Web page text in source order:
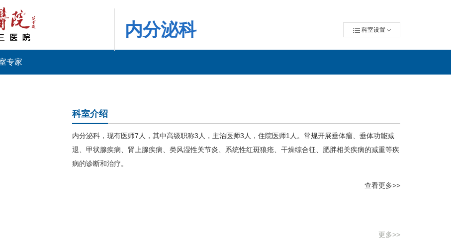
内分泌科 科室设置
专家
科室介绍
内分泌科，现有医师7人，其中高级职称3人，主治医师3人，住院医师1人。常规开展垂体瘤、垂体功能减
退、甲状腺疾病、肾上腺疾病、类风湿性关节炎、系统性红斑狼疮、干燥综合征、肥胖相关疾病的减重等疾
病的诊断和治疗。
查看更多>>
更多>>